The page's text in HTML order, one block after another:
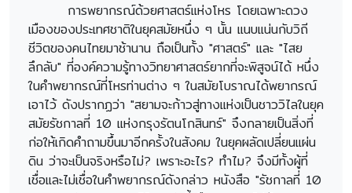
การพยากรณ์ด้วยศาสตร์แห่งโหร โดยเฉพาะดวง
เมืองของประเทศชาติในยุคสมัยหนึ่ง ๆ นั้น แนบแน่นกับวิถี
ชีวิตของคนไทยมาช้านาน ถือเป็นทั้ง "ศาสตร์" และ "ไสย
ลึกลับ" ที่องค์ความรู้ทางวิทยาศาสตร์ยากที่จะพิสูจน์ได้ หนึ่ง
ในคำพยากรณ์ที่โหรท่านต่าง ๆ ในสมัยโบราณได้พยากรณ์
เอาไว้ ดังปรากฏว่า "สยามจะก้าวสู่ทางแห่งเป็นชาววิไลในยุค
สมัยรัชกาลที่ 10 แห่งกรุงรัตนโกสินทร์" จึงกลายเป็นสิ่งที่
ก่อให้เกิดคำถามขึ้นมาอีกครั้งในสังคม ในยุคผลัดเปลี่ยนแผ่น
ดิน ว่าจะเป็นจริงหรือไม่? เพราะอะไร? ทำไม? จึงมีทั้งผู้ที่
เชื่อและไม่เชื่อในคำพยากรณ์ดังกล่าว หนังสือ "รัชกาลที่ 10